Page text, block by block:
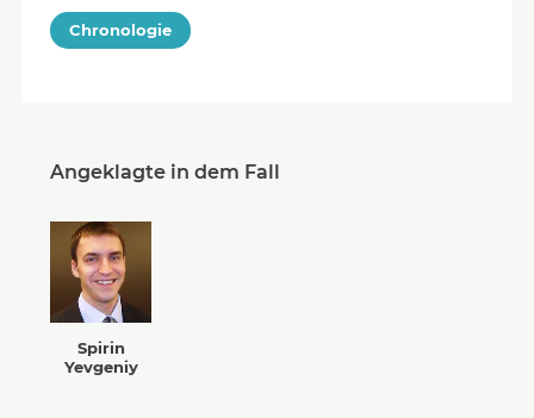
Chronologie
Angeklagte in dem Fall
Spirin
Yevgeniy